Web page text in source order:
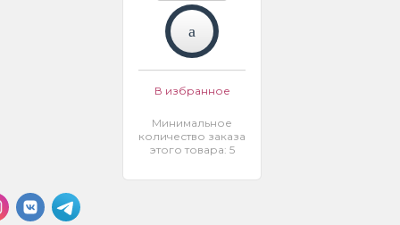
В избранное
Минимальное
количество заказа
этого товара: 5